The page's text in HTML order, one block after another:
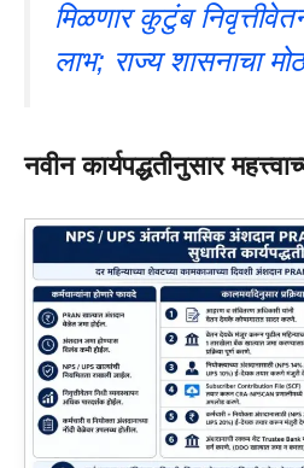
मिळणार कुटुंब
लाभ; राज्य शासनाचा
नवीन कार्यपद्धतीनुसार